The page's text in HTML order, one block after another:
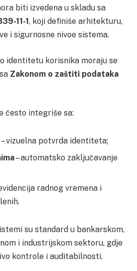
biti izvedena u skladu sa
11-1, koji definiše arhitekturu,
i sigurnosne nivoe sistema.
identitetu korisnika moraju se
Zakonom o zaštiti podataka
često integriše sa:
– vizuelna potvrda identiteta;
– automatsko zaključavanje
radnog vremena i
su standard u bankarskom,
i industrijskom sektoru, gdje
kontrole i auditabilnosti.